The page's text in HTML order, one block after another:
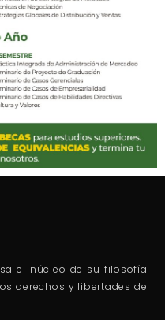
el núcleo de su filosofía
derechos y libertades de